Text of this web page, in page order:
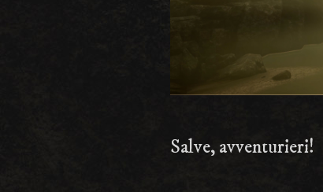
Salve, avventurieri!